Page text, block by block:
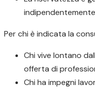
Per chi è indicata la
Chi vive lontano
offerta di
Chi ha impegni